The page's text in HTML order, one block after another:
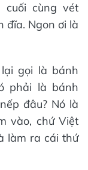
cuối cùng vét
đĩa. Ngon ơi là
gọi là bánh
phải là bánh
đâu? Nó là
vào, chứ Việt
làm ra cái thứ